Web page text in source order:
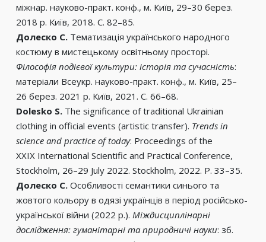
міжнар. науково-практ. конф., м. Київ, 29–30 берез.
2018 р. Київ, 2018. С. 82–85.
Долеско С. Тематизація українського народного
костюму в мистецькому освітньому просторі.
Філософія подієвої культури: історія та сучасність:
матеріали Всеукр. науково-практ. конф., м. Київ, 25–
26 берез. 2021 р. Київ, 2021. С. 66–68.
Dolesko S. The significance of traditional Ukrainian
clothing in official events (artistic transfer). Trends in
science and practice of today: Proceedings of the
XXIX International Scientific and Practical Conference,
Stockholm, 26–29 July 2022. Stockholm, 2022. P. 33–35.
Долеско С. Особливості семантики синього та
жовтого кольору в одязі українців в період російсько-
української війни (2022 р.). Міждисциплінарні
дослідження: гуманітарні та природничі науки: зб.